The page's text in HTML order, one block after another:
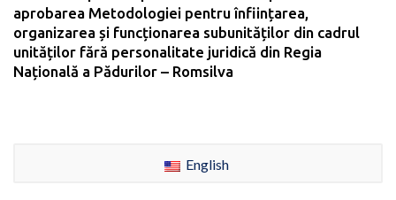
aprobarea Metodologiei pentru înființarea,
organizarea și funcționarea subunităților din cadrul
unităților fără personalitate juridică din Regia
Națională a Pădurilor – Romsilva
English